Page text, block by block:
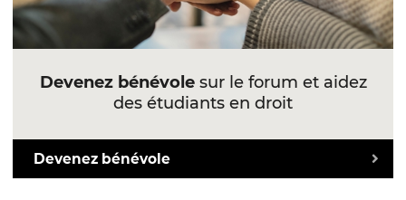
Devenez bénévolesur le forum et aidez
des étudiants en droit
Devenez bénévole